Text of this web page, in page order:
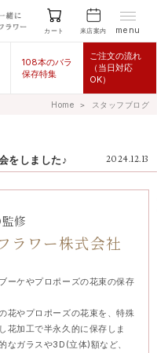
カート 来店案内 menu
108本のバラ
保存特集
ご注文の流れ
（当日対応
OK）
Home ＞ スタッフブログ
2024.12.13
をしました♪
修
ラワー株式会社
ーケやプロポーズの花束の保存
花やプロポーズの花束を、特殊
花加工で半永久的に保存しま
なガラスや3D(立体)額など、